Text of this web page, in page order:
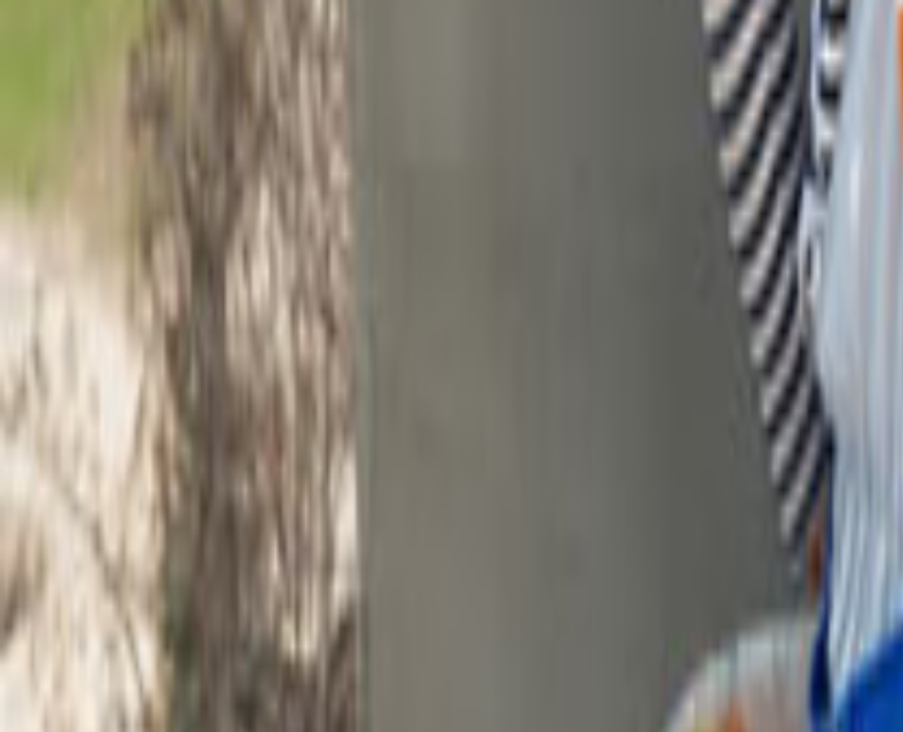
Tüm Hizmetler